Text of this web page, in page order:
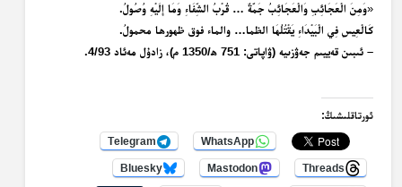
«ومن العجائب والعجائب جمَّةٌ … قرب الشفاءِ وما إِليْهِ وُصُول.
كالعيس في البيداءِ يقتلُهَا الظما… والماء فوق ظهورها محمولُ.
– ئىبىن قەييىم جەۋزىيە (ۋاپاتى: 751 ھ/1350 م)، زادۇل مەئاد 4/93.
ئورتاقلىشىڭ:
WhatsApp
Telegram
Threads
Mastodon
Bluesky